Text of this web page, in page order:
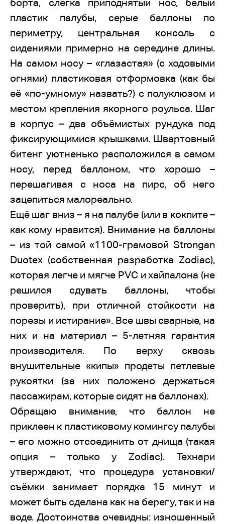
борта, слегка приподнятый нос, белый
пластик палубы, серые баллоны по
периметру, центральная консоль с
сидениями примерно на середине длины.
На самом носу – «глазастая» (с ходовыми
огнями) пластиковая отформовка (как бы
её «по-умному» назвать?) с полуклюзом и
местом крепления якорного роульса. Шаг
в корпус – два объёмистых рундука под
фиксирующимися крышками. Швартовный
битенг уютненько расположился в самом
носу, перед баллоном, что хорошо –
перешагивая с носа на пирс, об него
зацепиться малореально.
Ещё шаг вниз – я на палубе (или в кокпите –
как кому нравится). Внимание на баллоны
– из той самой «1100-грамовой Strongan
Duotex (собственная разработка Zodiac),
которая легче и мягче PVC и хайпалона (не
решился сдувать баллоны, чтобы
проверить), при отличной стойкости на
порезы и истирание». Все швы сварные, на
них и на материал – 5-летняя гарантия
производителя. По верху сквозь
внушительные «кипы» продеты петлевые
рукоятки (за них положено держаться
пассажирам, которые сидят на баллонах).
Обращаю внимание, что баллон не
приклеен к пластиковому комингсу палубы
– его можно отсоединить от днища (такая
опция – только у Zodiac). Технари
утверждают, что процедура установки/
съёмки занимает порядка 15 минут и
может быть сделана как на берегу, так и на
воде. Достоинства очевидны: изношенный